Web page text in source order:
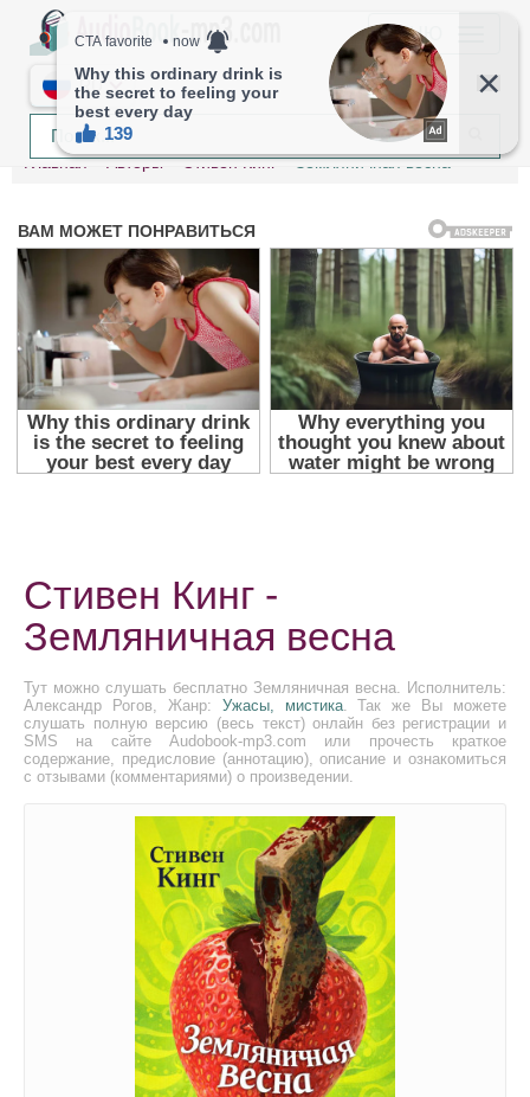
МЕНЮ
RU
Главная Авторы Стивен Кинг Земляничная весна
Стивен Кинг -
Земляничная весна
Тут можно слушать бесплатно Земляничная весна. Исполнитель:
Александр Рогов, Жанр: Ужасы, мистика. Так же Вы можете
слушать полную версию (весь текст) онлайн без регистрации и
SMS на сайте Audobook-mp3.com или прочесть краткое
содержание, предисловие (аннотацию), описание и ознакомиться
с отзывами (комментариями) о произведении.